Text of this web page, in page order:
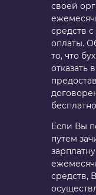
своей
средств
оплаты.
то, что
отказать
Если Вы
путем
средств,